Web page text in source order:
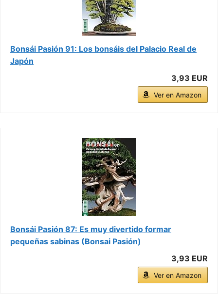
Bonsái Pasión 91: Los bonsáis del Palacio Real de
Japón
3,93 EUR
Ver en Amazon
Bonsái Pasión 87: Es muy divertido formar
pequeñas sabinas (Bonsai Pasión)
3,93 EUR
Ver en Amazon